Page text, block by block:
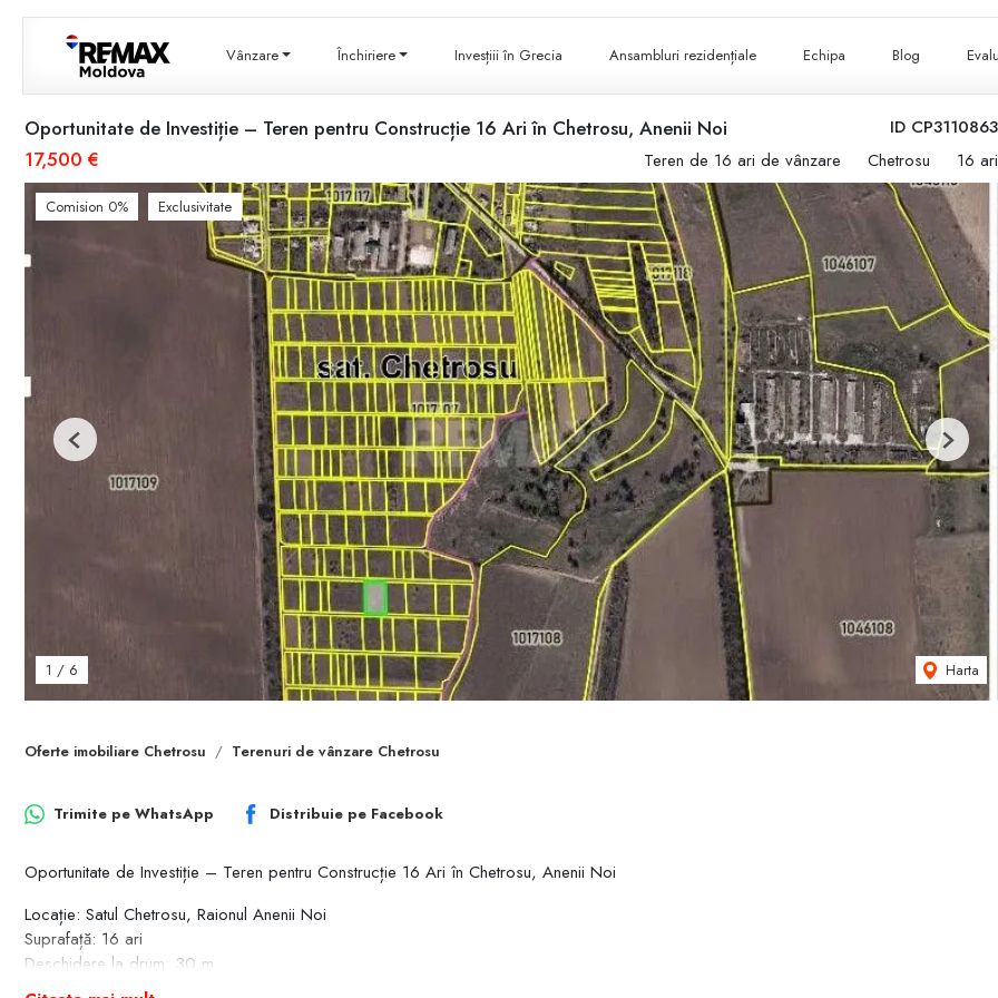
Vânzare Închiriere Invesțiii în Grecia Ansambluri rezidențiale Echipa Blog
ID CP3110863
Oportunitate de Investiție – Teren pentru Construcție 16 Ari în Chetrosu, Anenii Noi
17,500 €
Teren de 16 ari de vânzare Chetrosu 16 ari
Comision 0% Exclusivitate
1 / 6 Harta
Previous Next
Oferte imobiliare Chetrosu Terenuri de vânzare Chetrosu
Trimite pe WhatsApp Distribuie pe Facebook
Oportunitate de Investiție – Teren pentru Construcție 16 Ari în Chetrosu, Anenii Noi
Locație: Satul Chetrosu, Raionul Anenii Noi
Suprafață: 16 ari
Deschidere la drum: 30 m
Adâncime: 50 m